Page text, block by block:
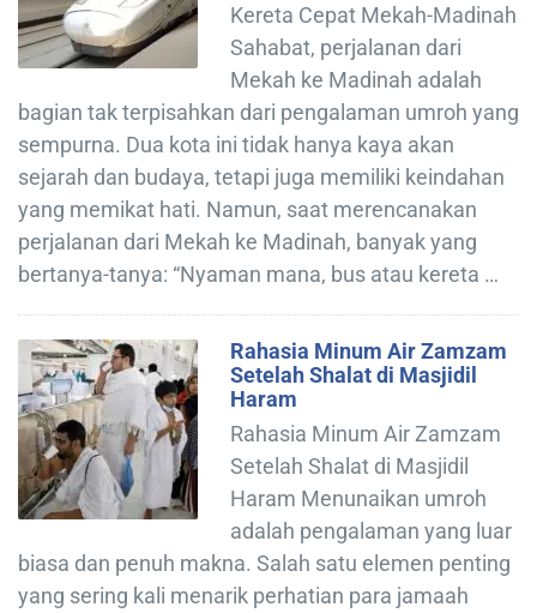
Kereta Cepat Mekah-Madinah
Sahabat, perjalanan dari
Mekah ke Madinah adalah
bagian tak terpisahkan dari pengalaman umroh yang
sempurna. Dua kota ini tidak hanya kaya akan
sejarah dan budaya, tetapi juga memiliki keindahan
yang memikat hati. Namun, saat merencanakan
perjalanan dari Mekah ke Madinah, banyak yang
bertanya-tanya: “Nyaman mana, bus atau kereta …
Rahasia Minum Air Zamzam
Setelah Shalat di Masjidil
Haram
Rahasia Minum Air Zamzam
Setelah Shalat di Masjidil
Haram Menunaikan umroh
adalah pengalaman yang luar
biasa dan penuh makna. Salah satu elemen penting
yang sering kali menarik perhatian para jamaah